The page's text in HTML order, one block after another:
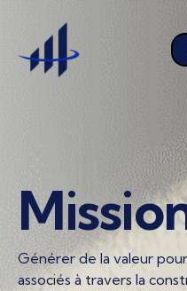
Générer de la valeur
associés à travers la